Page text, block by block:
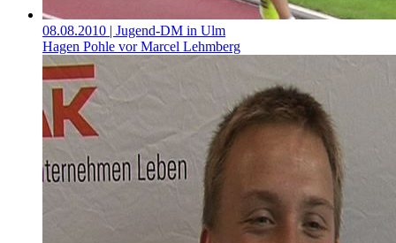
08.08.2010 | Jugend-DM in Ulm
Hagen Pohle vor Marcel Lehmberg